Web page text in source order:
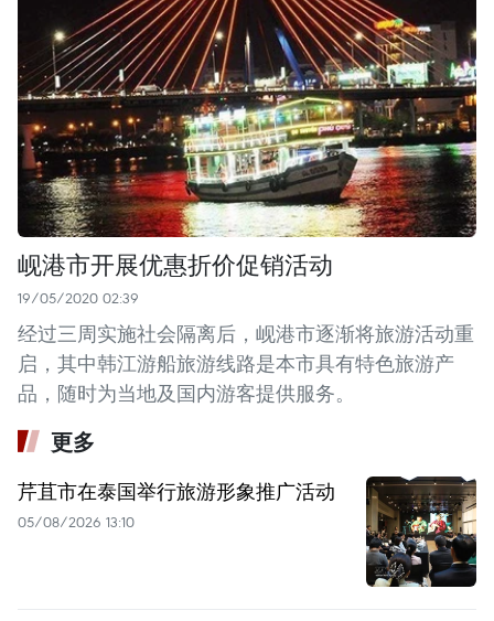
岘港市开展优惠折价促销活动
19/05/2020 02:39
经过三周实施社会隔离后，岘港市逐渐将旅游活动重
启，其中韩江游船旅游线路是本市具有特色旅游产
品，随时为当地及国内游客提供服务。
更多
芹苴市在泰国举行旅游形象推广活动
05/08/2026 13:10